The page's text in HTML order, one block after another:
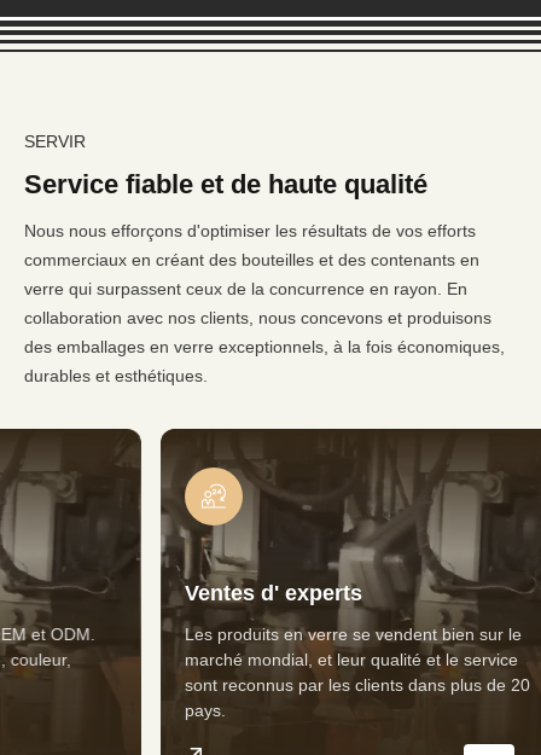
SERVIR
Service fiable et de haute qualité
Nous nous efforçons d'optimiser les résultats de vos efforts
commerciaux en créant des bouteilles et des contenants en
verre qui surpassent ceux de la concurrence en rayon. En
collaboration avec nos clients, nous concevons et produisons
des emballages en verre exceptionnels, à la fois économiques,
durables et esthétiques.
Ventes d'experts
Les produits en verre se vendent bien sur le
marché mondial, et leur qualité et le service
sont reconnus par les clients dans plus de 20